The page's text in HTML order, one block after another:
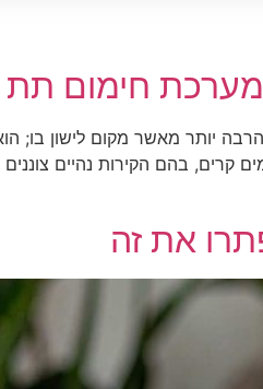
חימום
יותר מאשר מקום לישון בו;
בהם הקירות נהיים צוננים
את זה